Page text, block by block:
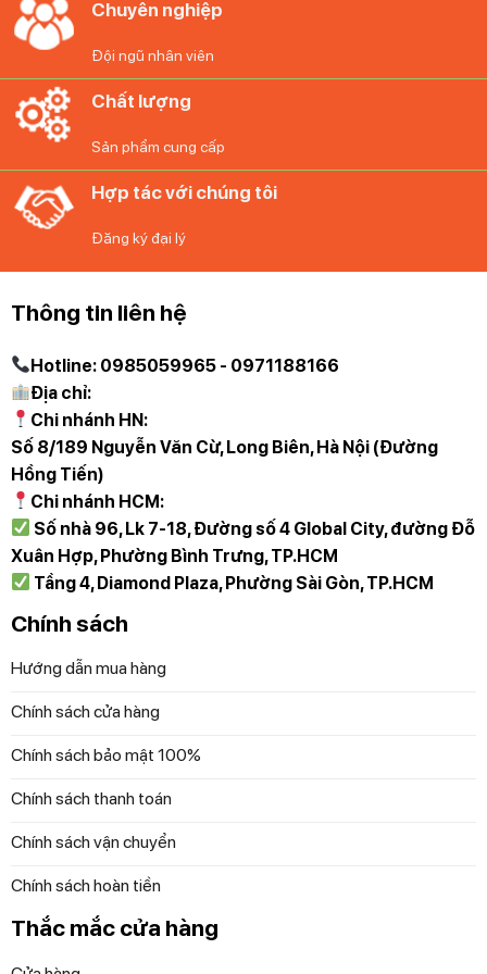
và mới nhất với những cam kết 100% chất lượng
Chuyên nghiệp
Đội ngũ nhân viên
Chất lượng
Sản phẩm cung cấp
Hợp tác với chúng tôi
Đăng ký đại lý
Thông tin liên hệ
Hotline: 0985059965 - 0971188166
Địa chỉ:
Chi nhánh HN:
Số 8/189 Nguyễn Văn Cừ, Long Biên, Hà Nội (Đường
Hồng Tiến)
Chi nhánh HCM:
Số nhà 96, Lk 7-18, Đường số 4 Global City, đường Đỗ
Xuân Hợp, Phường Bình Trưng, TP.HCM
Tầng 4, Diamond Plaza, Phường Sài Gòn, TP.HCM
Chính sách
Hướng dẫn mua hàng
Chính sách cửa hàng
Chính sách bảo mật 100%
Chính sách thanh toán
Chính sách vận chuyển
Chính sách hoàn tiền
Thắc mắc cửa hàng